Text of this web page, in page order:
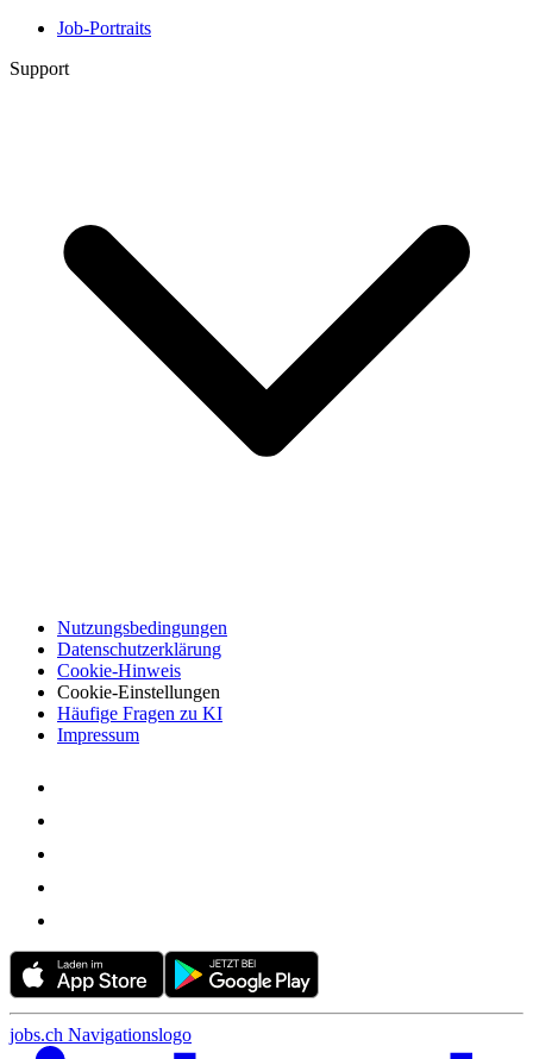
Job-Portraits
Support
Nutzungsbedingungen
Datenschutzerklärung
Cookie-Hinweis
Cookie-Einstellungen
Häufige Fragen zu KI
Impressum
jobs.ch Navigationslogo